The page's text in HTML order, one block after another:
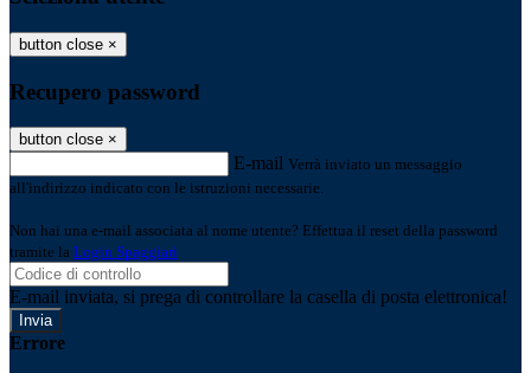
button close ×
Recupero password
button close ×
E-mail Verrà inviato un messaggio
all'indirizzo indicato con le istruzioni necessarie.
Non hai una e-mail associata al nome utente? Effettua il reset della password
tramite la Login Spaggiari
E-mail inviata, si prega di controllare la casella di posta elettronica!
Errore